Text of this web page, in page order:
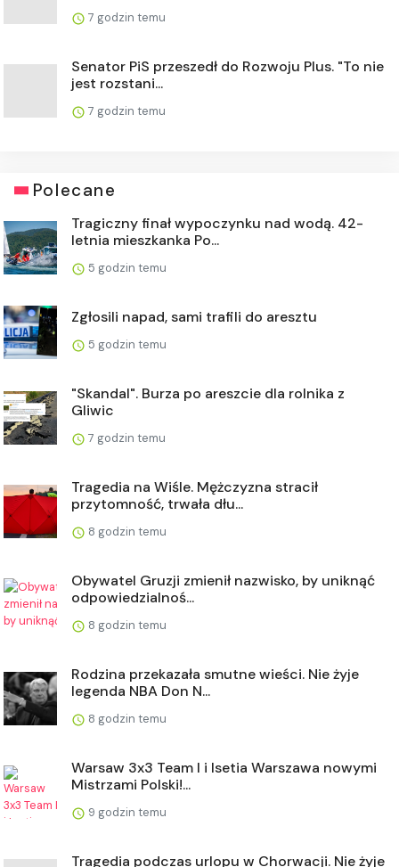
7 godzin temu
Senator PiS przeszedł do Rozwoju Plus. "To nie
jest rozstani...
7 godzin temu
Polecane
Tragiczny finał wypoczynku nad wodą. 42-
letnia mieszkanka Po...
5 godzin temu
Zgłosili napad, sami trafili do aresztu
5 godzin temu
"Skandal". Burza po areszcie dla rolnika z
Gliwic
7 godzin temu
Tragedia na Wiśle. Mężczyzna stracił
przytomność, trwała dłu...
8 godzin temu
Obywatel Gruzji zmienił nazwisko, by uniknąć
odpowiedzialnoś...
8 godzin temu
Rodzina przekazała smutne wieści. Nie żyje
legenda NBA Don N...
8 godzin temu
Warsaw 3x3 Team I i Isetia Warszawa nowymi
Mistrzami Polski!...
9 godzin temu
Tragedia podczas urlopu w Chorwacji. Nie żyje